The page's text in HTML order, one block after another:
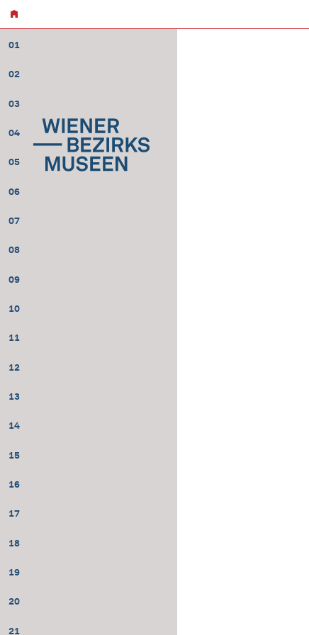
01
02
03
04
05
06
07
08
09
10
11
12
13
14
15
16
17
18
19
20
21